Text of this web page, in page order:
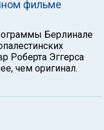
фильме
Берлинале
Роберта Эггерса
чем оригинал.